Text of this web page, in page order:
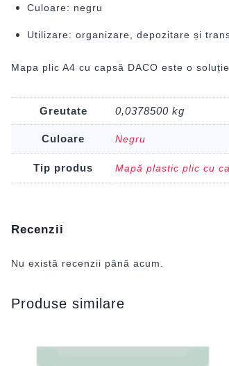
Culoare: negru
Utilizare: organizare, depozitare și
Mapa plic A4 cu capsă DACO este o
Greutate 0,0378500 kg
Culoare Negru
Tip produs Mapă plastic plic cu
Recenzii
Nu există recenzii până acum.
Produse similare